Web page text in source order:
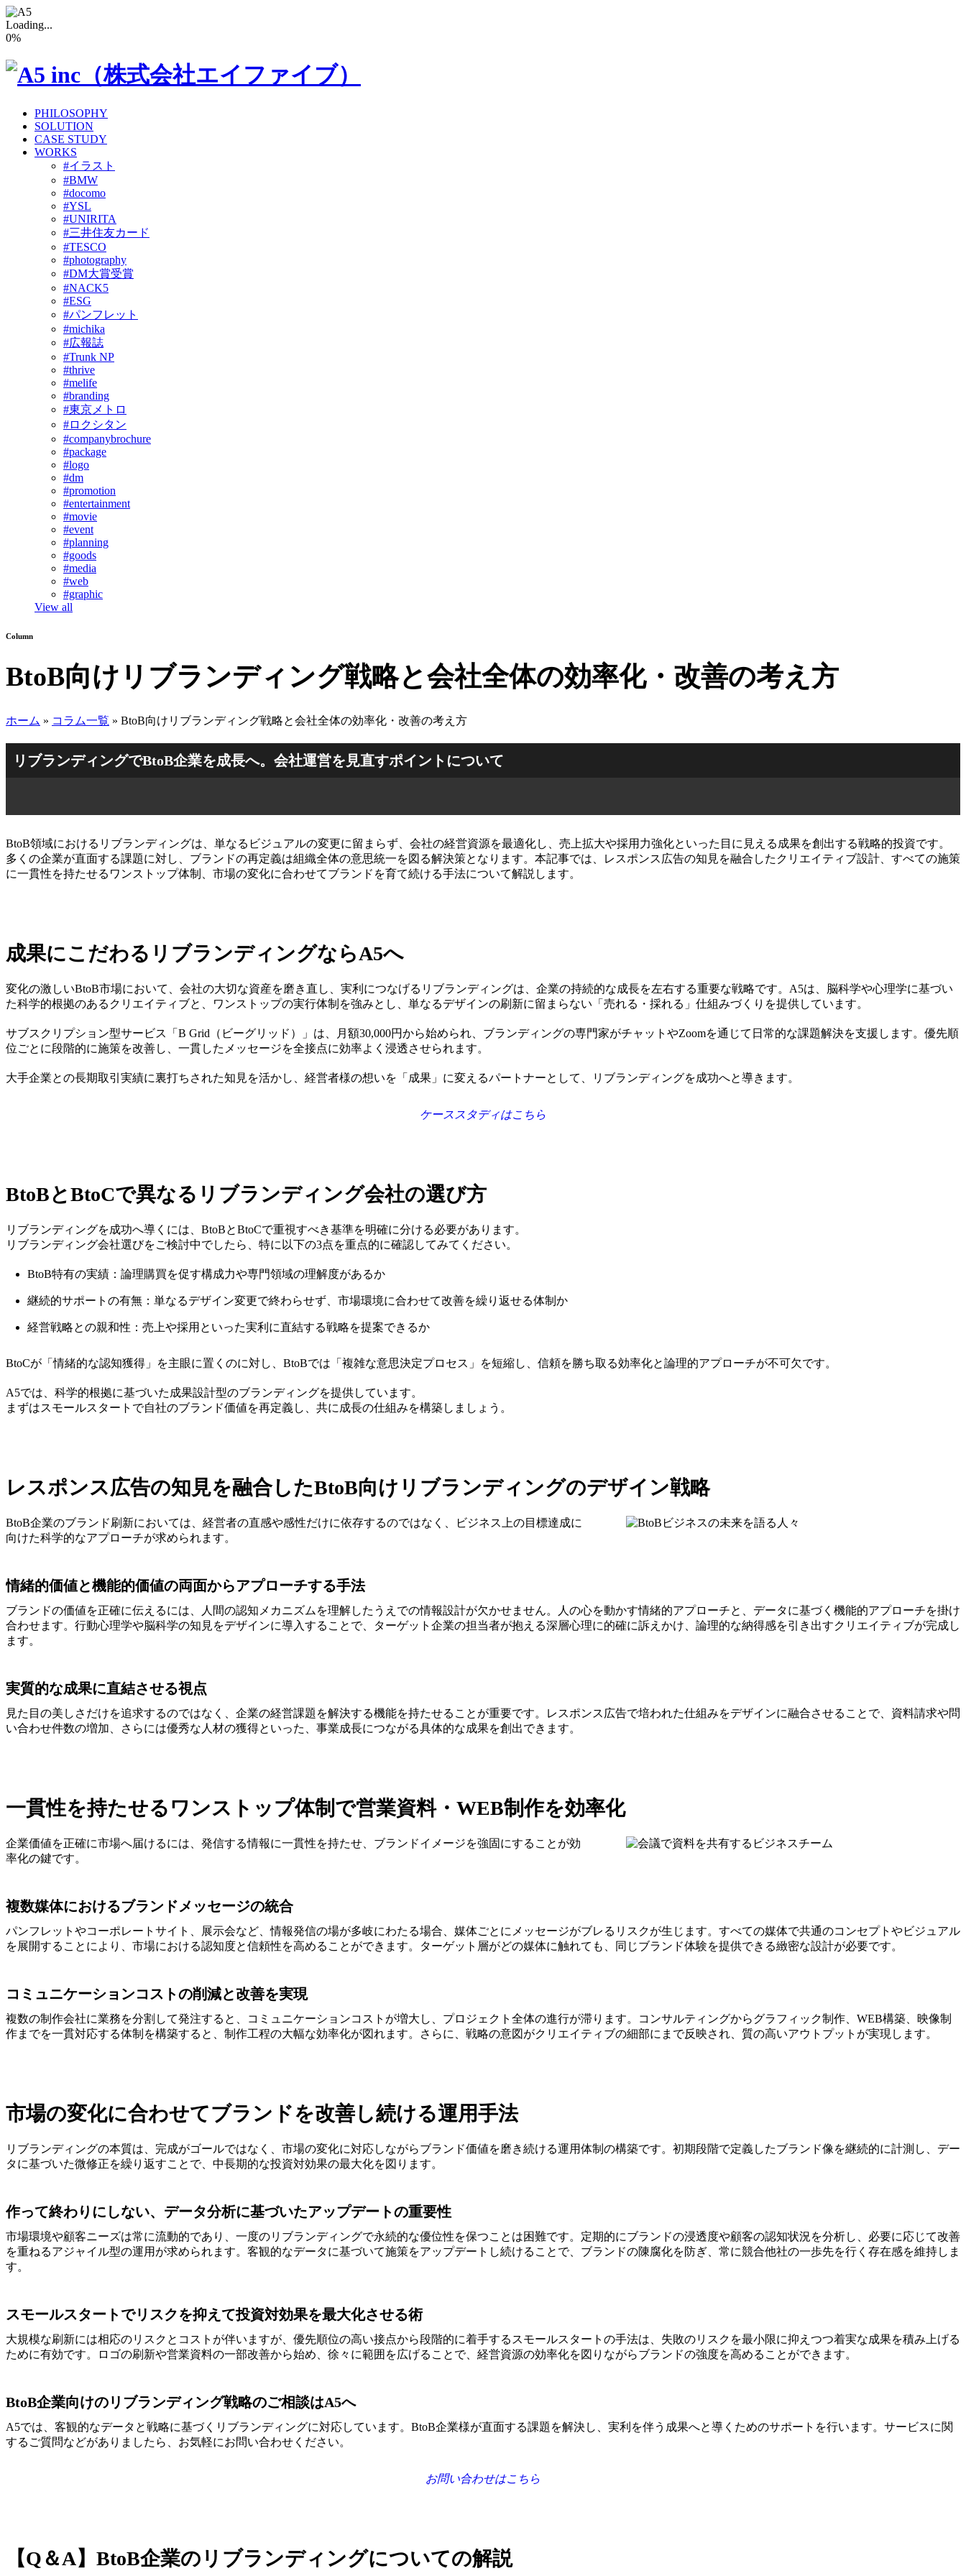
Loading...
0%
PHILOSOPHY
SOLUTION
CASE STUDY
WORKS
#イラスト
#BMW
#docomo
#YSL
#UNIRITA
#三井住友カード
#TESCO
#photography
#DM大賞受賞
#NACK5
#ESG
#パンフレット
#michika
#広報誌
#Trunk NP
#thrive
#melife
#branding
#東京メトロ
#ロクシタン
#companybrochure
#package
#logo
#dm
#promotion
#entertainment
#movie
#event
#planning
#goods
#media
#web
#graphic
View all
Column
BtoB向けリブランディング戦略と会社全体の効率化・改善の考え方
ホーム » コラム一覧 » BtoB向けリブランディング戦略と会社全体の効率化・改善の考え方
リブランディングでBtoB企業を成長へ。会社運営を見直すポイントについて
BtoB領域におけるリブランディングは、単なるビジュアルの変更に留まらず、会社の経営資源を最適化し、売上拡大や採用力強化といった目に見える成果を創出する戦略的投資です。
多くの企業が直面する課題に対し、ブランドの再定義は組織全体の意思統一を図る解決策となります。本記事では、レスポンス広告の知見を融合したクリエイティブ設計、すべての施策
に一貫性を持たせるワンストップ体制、市場の変化に合わせてブランドを育て続ける手法について解説します。
成果にこだわるリブランディングならA5へ
変化の激しいBtoB市場において、会社の大切な資産を磨き直し、実利につなげるリブランディングは、企業の持続的な成長を左右する重要な戦略です。A5は、脳科学や心理学に基づい
た科学的根拠のあるクリエイティブと、ワンストップの実行体制を強みとし、単なるデザインの刷新に留まらない「売れる・採れる」仕組みづくりを提供しています。
サブスクリプション型サービス「B Grid（ビーグリッド）」は、月額30,000円から始められ、ブランディングの専門家がチャットやZoomを通じて日常的な課題解決を支援します。優先順
位ごとに段階的に施策を改善し、一貫したメッセージを全接点に効率よく浸透させられます。
大手企業との長期取引実績に裏打ちされた知見を活かし、経営者様の想いを「成果」に変えるパートナーとして、リブランディングを成功へと導きます。
ケーススタディはこちら
BtoBとBtoCで異なるリブランディング会社の選び方
リブランディングを成功へ導くには、BtoBとBtoCで重視すべき基準を明確に分ける必要があります。
リブランディング会社選びをご検討中でしたら、特に以下の3点を重点的に確認してみてください。
BtoB特有の実績：論理購買を促す構成力や専門領域の理解度があるか
継続的サポートの有無：単なるデザイン変更で終わらせず、市場環境に合わせて改善を繰り返せる体制か
経営戦略との親和性：売上や採用といった実利に直結する戦略を提案できるか
BtoCが「情緒的な認知獲得」を主眼に置くのに対し、BtoBでは「複雑な意思決定プロセス」を短縮し、信頼を勝ち取る効率化と論理的アプローチが不可欠です。
A5では、科学的根拠に基づいた成果設計型のブランディングを提供しています。
まずはスモールスタートで自社のブランド価値を再定義し、共に成長の仕組みを構築しましょう。
レスポンス広告の知見を融合したBtoB向けリブランディングのデザイン戦略
BtoB企業のブランド刷新においては、経営者の直感や感性だけに依存するのではなく、ビジネス上の目標達成に
向けた科学的なアプローチが求められます。
情緒的価値と機能的価値の両面からアプローチする手法
ブランドの価値を正確に伝えるには、人間の認知メカニズムを理解したうえでの情報設計が欠かせません。人の心を動かす情緒的アプローチと、データに基づく機能的アプローチを掛け
合わせます。行動心理学や脳科学の知見をデザインに導入することで、ターゲット企業の担当者が抱える深層心理に的確に訴えかけ、論理的な納得感を引き出すクリエイティブが完成し
ます。
実質的な成果に直結させる視点
見た目の美しさだけを追求するのではなく、企業の経営課題を解決する機能を持たせることが重要です。レスポンス広告で培われた仕組みをデザインに融合させることで、資料請求や問
い合わせ件数の増加、さらには優秀な人材の獲得といった、事業成長につながる具体的な成果を創出できます。
一貫性を持たせるワンストップ体制で営業資料・WEB制作を効率化
企業価値を正確に市場へ届けるには、発信する情報に一貫性を持たせ、ブランドイメージを強固にすることが効
率化の鍵です。
複数媒体におけるブランドメッセージの統合
パンフレットやコーポレートサイト、展示会など、情報発信の場が多岐にわたる場合、媒体ごとにメッセージがブレるリスクが生じます。すべての媒体で共通のコンセプトやビジュアル
を展開することにより、市場における認知度と信頼性を高めることができます。ターゲット層がどの媒体に触れても、同じブランド体験を提供できる緻密な設計が必要です。
コミュニケーションコストの削減と改善を実現
複数の制作会社に業務を分割して発注すると、コミュニケーションコストが増大し、プロジェクト全体の進行が滞ります。コンサルティングからグラフィック制作、WEB構築、映像制
作までを一貫対応する体制を構築すると、制作工程の大幅な効率化が図れます。さらに、戦略の意図がクリエイティブの細部にまで反映され、質の高いアウトプットが実現します。
市場の変化に合わせてブランドを改善し続ける運用手法
リブランディングの本質は、完成がゴールではなく、市場の変化に対応しながらブランド価値を磨き続ける運用体制の構築です。初期段階で定義したブランド像を継続的に計測し、デー
タに基づいた微修正を繰り返すことで、中長期的な投資対効果の最大化を図ります。
作って終わりにしない、データ分析に基づいたアップデートの重要性
市場環境や顧客ニーズは常に流動的であり、一度のリブランディングで永続的な優位性を保つことは困難です。定期的にブランドの浸透度や顧客の認知状況を分析し、必要に応じて改善
を重ねるアジャイル型の運用が求められます。客観的なデータに基づいて施策をアップデートし続けることで、ブランドの陳腐化を防ぎ、常に競合他社の一歩先を行く存在感を維持しま
す。
スモールスタートでリスクを抑えて投資対効果を最大化させる術
大規模な刷新には相応のリスクとコストが伴いますが、優先順位の高い接点から段階的に着手するスモールスタートの手法は、失敗のリスクを最小限に抑えつつ着実な成果を積み上げる
ために有効です。ロゴの刷新や営業資料の一部改善から始め、徐々に範囲を広げることで、経営資源の効率化を図りながらブランドの強度を高めることができます。
BtoB企業向けのリブランディング戦略のご相談はA5へ
A5では、客観的なデータと戦略に基づくリブランディングに対応しています。BtoB企業様が直面する課題を解決し、実利を伴う成果へと導くためのサポートを行います。サービスに関
するご質問などがありましたら、お気軽にお問い合わせください。
お問い合わせはこちら
【Q＆A】BtoB企業のリブランディングについての解説